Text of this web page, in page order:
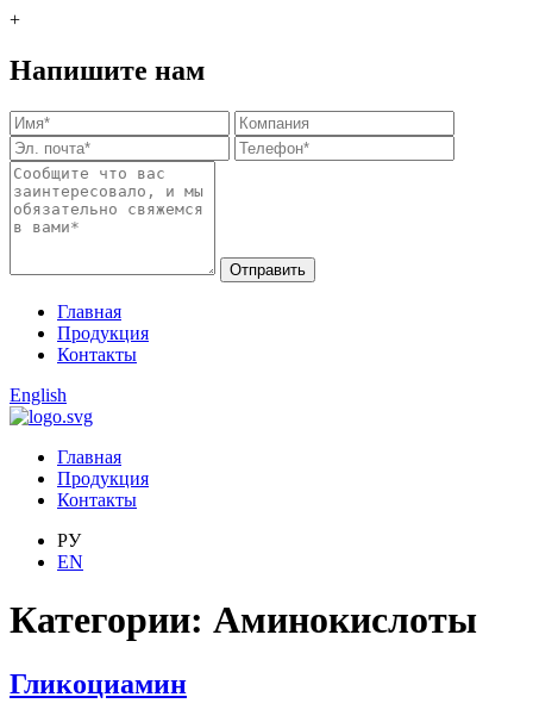
+
Напишите нам
Отправить
Главная
Продукция
Контакты
English
Главная
Продукция
Контакты
РУ
EN
Категории: Аминокислоты
Гликоциамин